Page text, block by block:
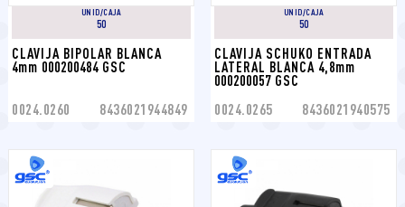
UNID/CAJA
50
CLAVIJA BIPOLAR BLANCA
4mm 000200484 GSC
0024.0260 8436021944849
UNID/CAJA
50
CLAVIJA SCHUKO ENTRADA
LATERAL BLANCA 4,8mm
000200057 GSC
0024.0265 8436021940575